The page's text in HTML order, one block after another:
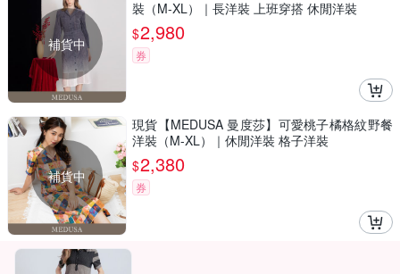
補貨中
裝（M-XL）｜長洋裝 上班穿搭 休閒洋裝
$2,980
券
補貨中
現貨【MEDUSA 曼度莎】可愛桃子橘格紋野餐
洋裝（M-XL）｜休閒洋裝 格子洋裝
$2,380
券